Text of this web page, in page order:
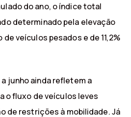
do ano, o índice total
determinado pela elevação
de veículos pesados e de 11,2%
junho ainda refletem a
o fluxo de veículos leves
de restrições à mobilidade. Já